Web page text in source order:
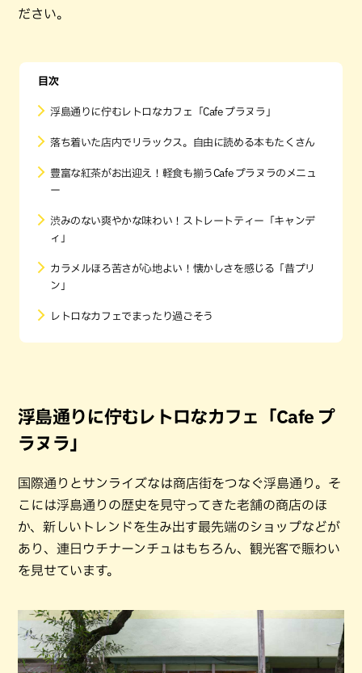
ださい。
目次
浮島通りに佇むレトロなカフェ「Cafe プラヌラ」
落ち着いた店内でリラックス。自由に読める本もたくさん
豊富な紅茶がお出迎え！軽食も揃うCafe プラヌラのメニュ
ー
渋みのない爽やかな味わい！ストレートティー「キャンデ
ィ」
カラメルほろ苦さが心地よい！懐かしさを感じる「昔プリ
ン」
レトロなカフェでまったり過ごそう
浮島通りに佇むレトロなカフェ「Cafe プ
ラヌラ」
国際通りとサンライズなは商店街をつなぐ浮島通り。そ
こには浮島通りの歴史を見守ってきた老舗の商店のほ
か、新しいトレンドを生み出す最先端のショップなどが
あり、連日ウチナーンチュはもちろん、観光客で賑わい
を見せています。